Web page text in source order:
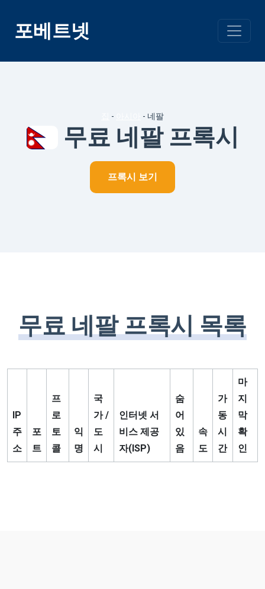
포베트넷
- - 네팔
무료 네팔 프록시
프록시 보기
무료 네팔 프록시 목록
IP
주
소
포
트
프
로
토
콜
익
명
국
가 /
도
시
인터넷 서
비스 제공
자(ISP)
숨
어
있
음
속
도
가
동
시
간
마
지
막
확
인